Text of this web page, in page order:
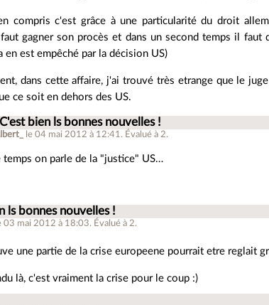
compris c'est grâce à une particularité du droit
gagner son procès et dans un second temps il faut
en est empêché par la décision US)
dans cette affaire, j'ai trouvé très etrange que le
ce soit en dehors des US.
C'est bien ls bonnes nouvelles !
le 04 mai 2012 à 12:41 . Évalué à 2.
temps on parle de la "justice" US…
ls bonnes nouvelles !
03 mai 2012 à 18:03. Évalué à 2.
une partie de la crise europeene pourrait etre reglait
là, c'est vraiment la crise pour le coup :)